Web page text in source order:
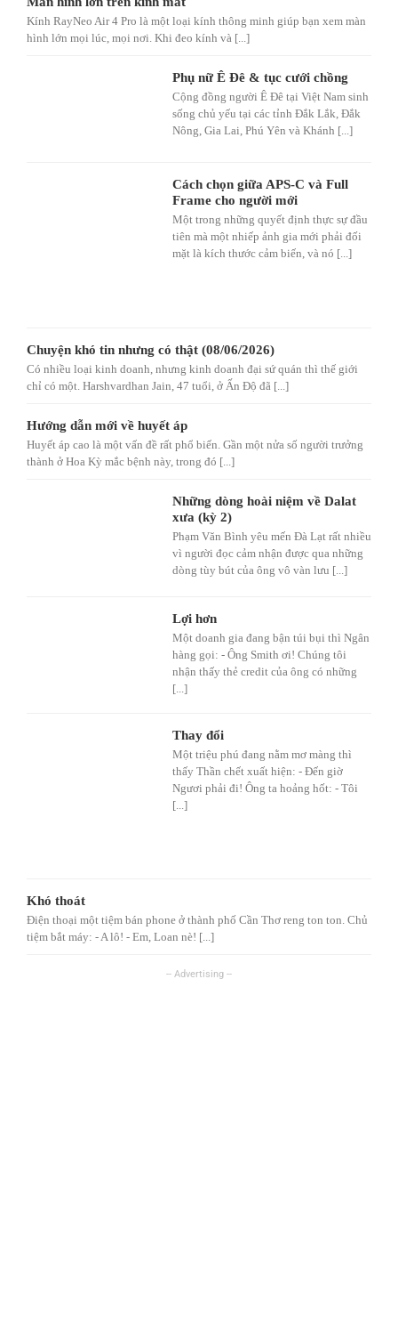
Kính RayNeo Air 4 Pro là một loại kính thông minh giúp bạn xem màn
hình lớn mọi lúc, mọi nơi. Khi đeo kính và [...]
Phụ nữ Ê Đê & tục cưới chồng
Cộng đồng người Ê Đê tại Việt Nam sinh
sống chủ yếu tại các tỉnh Đắk Lắk, Đắk
Nông, Gia Lai, Phú Yên và Khánh [...]
Cách chọn giữa APS-C và Full
Frame cho người mới
Một trong những quyết định thực sự đầu
tiên mà một nhiếp ảnh gia mới phải đối
mặt là kích thước cảm biến, và nó [...]
Chuyện khó tin nhưng có thật (08/06/2026)
Có nhiều loại kinh doanh, nhưng kinh doanh đại sứ quán thì thế giới
chỉ có một. Harshvardhan Jain, 47 tuổi, ở Ấn Độ đã [...]
Hướng dẫn mới về huyết áp
Huyết áp cao là một vấn đề rất phổ biến. Gần một nửa số người trưởng
thành ở Hoa Kỳ mắc bệnh này, trong đó [...]
Những dòng hoài niệm về Dalat
xưa (kỳ 2)
Phạm Văn Bình yêu mến Đà Lạt rất nhiều
vì người đọc cảm nhận được qua những
dòng tùy bút của ông vô vàn lưu [...]
Lợi hơn
Một doanh gia đang bận túi bụi thì Ngân
hàng gọi: - Ông Smith ơi! Chúng tôi
nhận thấy thẻ credit của ông có những
[...]
Thay đổi
Một triệu phú đang nằm mơ màng thì
thấy Thần chết xuất hiện: - Đến giờ
Ngươi phải đi! Ông ta hoảng hốt: - Tôi
[...]
Khó thoát
Điện thoại một tiệm bán phone ở thành phố Cần Thơ reng ton ton. Chủ
tiệm bắt máy: - A lô! - Em, Loan nè! [...]